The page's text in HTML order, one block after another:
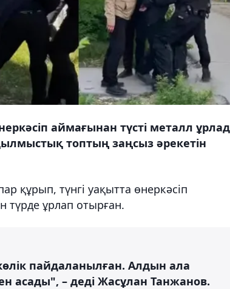
аймағынан түсті металл
топтың заңсыз әрекетін
құрып, түнгі уақытта өнеркәсіп
ұрлап отырған.
пайдаланылған. Алдын ала
асады", – деді Жасұлан Танжанов.